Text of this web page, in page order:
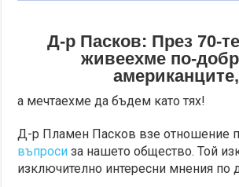
Д-р Пасков: През 70-
живеехме по-
американците,
а мечтаехме да бъдем като тях!
Д-р Пламен Пасков взе отношение
въпроси за нашето общество. Той
изключително интересни мнения по